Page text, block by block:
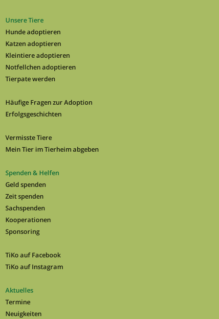
Unsere Tiere
Hunde adoptieren
Katzen adoptieren
Kleintiere adoptieren
Notfellchen adoptieren
Tierpate werden
Häufige Fragen zur Adoption
Erfolgsgeschichten
Vermisste Tiere
Mein Tier im Tierheim abgeben
Spenden & Helfen
Geld spenden
Zeit spenden
Sachspenden
Kooperationen
Sponsoring
TiKo auf Facebook
TiKo auf Instagram
Aktuelles
Termine
Neuigkeiten